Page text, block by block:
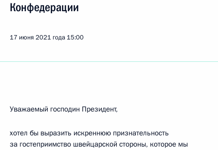
Конфедерации
17 июня 2021 года 15:00
Уважаемый господин Президент,
хотел бы выразить искреннюю признательность
за гостеприимство швейцарской стороны, которое мы